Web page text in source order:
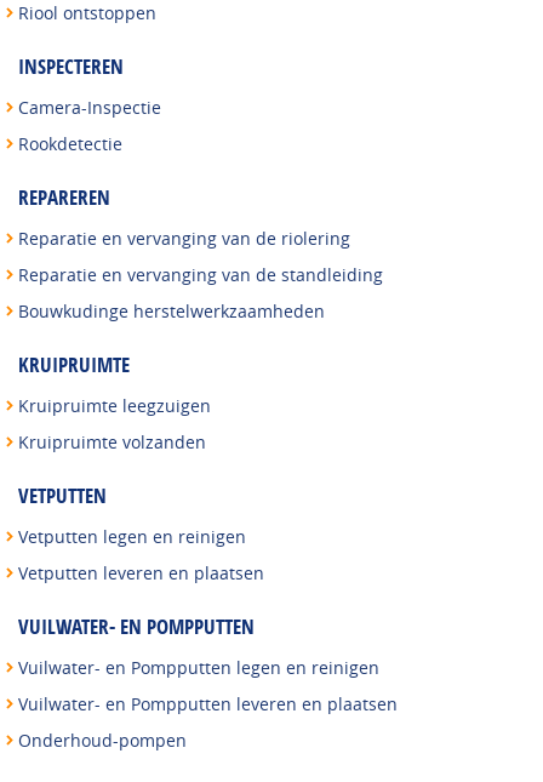
Riool ontstoppen
INSPECTEREN
Camera-Inspectie
Rookdetectie
REPAREREN
Reparatie en vervanging van de riolering
Reparatie en vervanging van de standleiding
Bouwkudinge herstelwerkzaamheden
KRUIPRUIMTE
Kruipruimte leegzuigen
Kruipruimte volzanden
VETPUTTEN
Vetputten legen en reinigen
Vetputten leveren en plaatsen
VUILWATER- EN POMPPUTTEN
Vuilwater- en Pompputten legen en reinigen
Vuilwater- en Pompputten leveren en plaatsen
Onderhoud-pompen